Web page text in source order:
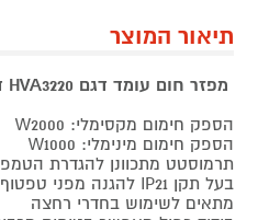
תיאור המוצר
מפזר חום עומד דגם HVA3220 דלונגי DeLonghi
הספק חימום מקסימלי: W2000
הספק חימום מינימלי: W1000
תרמוסטט מתכוונן להגדרת
בעל תקן IP21 להגנה מפני טפטוף
מתאים לשימוש בחדרי רחצה